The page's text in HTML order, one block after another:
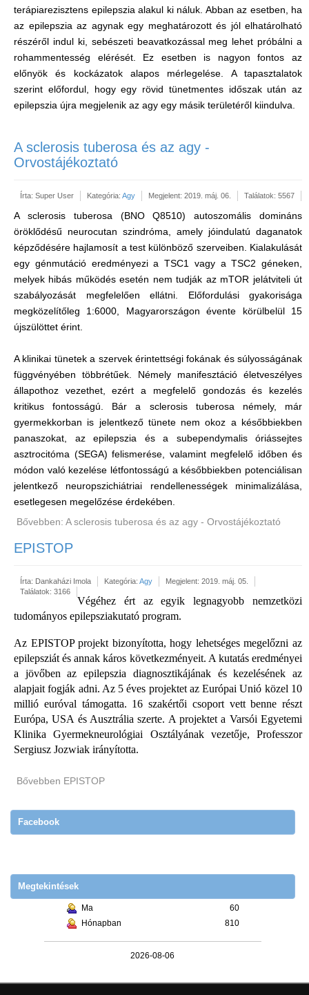
terápiarezisztens epilepszia alakul ki náluk. Abban az esetben, ha
az epilepszia az agynak egy meghatározott és jól elhatárolható
részéről indul ki, sebészeti beavatkozással meg lehet próbálni a
rohammentesség elérését. Ez esetben is nagyon fontos az
előnyök és kockázatok alapos mérlegelése. A tapasztalatok
szerint előfordul, hogy egy rövid tünetmentes időszak után az
epilepszia újra megjelenik az agy egy másik területéről kiindulva.
A sclerosis tuberosa és az agy -
Orvostájékoztató
Írta: Super User Kategória: Agy Megjelent: 2019. máj. 06. Találatok: 5567
A sclerosis tuberosa (BNO Q8510) autoszomális domináns
öröklődésű neurocutan szindróma, amely jóindulatú daganatok
képződésére hajlamosít a test különböző szerveiben. Kialakulását
egy génmutáció eredményezi a TSC1 vagy a TSC2 géneken,
melyek hibás működés esetén nem tudják az mTOR jelátviteli út
szabályozását megfelelően ellátni. Előfordulási gyakorisága
megközelítőleg 1:6000, Magyarországon évente körülbelül 15
újszülöttet érint.
A klinikai tünetek a szervek érintettségi fokának és súlyosságának
függvényében többrétűek. Némely manifesztáció életveszélyes
állapothoz vezethet, ezért a megfelelő gondozás és kezelés
kritikus fontosságú. Bár a sclerosis tuberosa némely, már
gyermekkorban is jelentkező tünete nem okoz a későbbiekben
panaszokat, az epilepszia és a subependymalis óriássejtes
asztrocitóma (SEGA) felismerése, valamint megfelelő időben és
módon való kezelése létfontosságú a későbbiekben potenciálisan
jelentkező neuropszichiátriai rendellenességek minimalizálása,
esetlegesen megelőzése érdekében.
Bővebben: A sclerosis tuberosa és az agy - Orvostájékoztató
EPISTOP
Írta: Dankaházi Imola Kategória: Agy
Megjelent: 2019. máj. 05.
Találatok: 3166
Végéhez ért az egyik legnagyobb nemzetközi
tudományos epilepsziakutató program.
Az EPISTOP projekt bizonyította, hogy lehetséges megelőzni az
epilepsziát és annak káros következményeit. A kutatás eredményei
a jövőben az epilepszia diagnosztikájának és kezelésének az
alapjait fogják adni. Az 5 éves projektet az Európai Unió közel 10
millió euróval támogatta. 16 szakértői csoport vett benne részt
Európa, USA és Ausztrália szerte. A projektet a Varsói Egyetemi
Klinika Gyermekneurológiai Osztályának vezetője, Professzor
Sergiusz Jozwiak irányította.
Bővebben EPISTOP
Facebook
Megtekintések
Ma
60
Hónapban
810
2026-08-06